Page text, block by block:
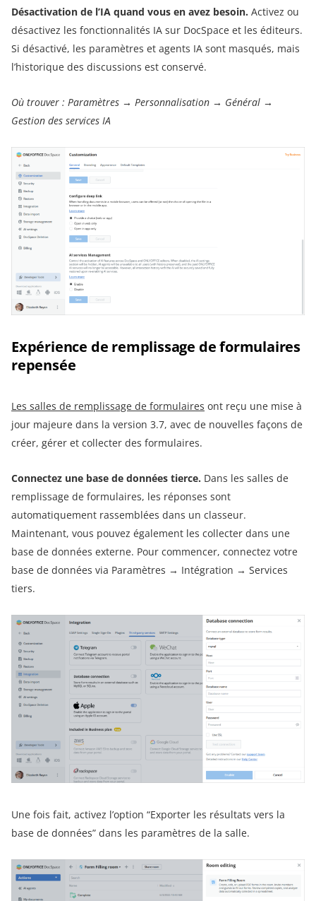
Désactivation de l’IA quand vous en avez besoin. Activez ou
désactivez les fonctionnalités IA sur DocSpace et les éditeurs.
Si désactivé, les paramètres et agents IA sont masqués, mais
l’historique des discussions est conservé.
Où trouver : Paramètres → Personnalisation → Général →
Gestion des services IA
Expérience de remplissage de formulaires
repensée
Les salles de remplissage de formulaires ont reçu une mise à
jour majeure dans la version 3.7, avec de nouvelles façons de
créer, gérer et collecter des formulaires.
Connectez une base de données tierce. Dans les salles de
remplissage de formulaires, les réponses sont
automatiquement rassemblées dans un classeur.
Maintenant, vous pouvez également les collecter dans une
base de données externe. Pour commencer, connectez votre
base de données via Paramètres → Intégration → Services
tiers.
Une fois fait, activez l’option “Exporter les résultats vers la
base de données” dans les paramètres de la salle.